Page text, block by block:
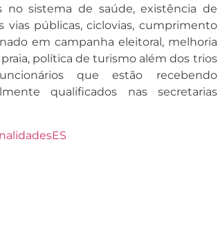
no sistema de saúde, existência de
vias públicas, ciclovias, cumprimento
em campanha eleitoral, melhoria
política de turismo além dos trios
que estão recebendo
qualificados nas secretarias